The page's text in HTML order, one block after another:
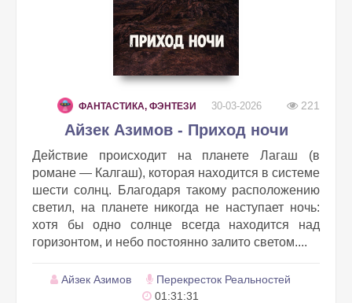
ФАНТАСТИКА, ФЭНТЕЗИ 30-03-2026 221
Айзек Азимов - Приход ночи
Действие происходит на планете Лагаш (в
романе — Калгаш), которая находится в системе
шести солнц. Благодаря такому расположению
светил, на планете никогда не наступает ночь:
хотя бы одно солнце всегда находится над
горизонтом, и небо постоянно залито светом....
Айзек Азимов
Перекресток Реальностей
01:31:31